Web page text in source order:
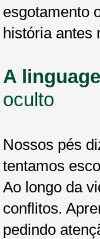
esgotamento
história antes
A
oculto
Nossos pés
tentamos
Ao longo da
conflitos.
pedindo